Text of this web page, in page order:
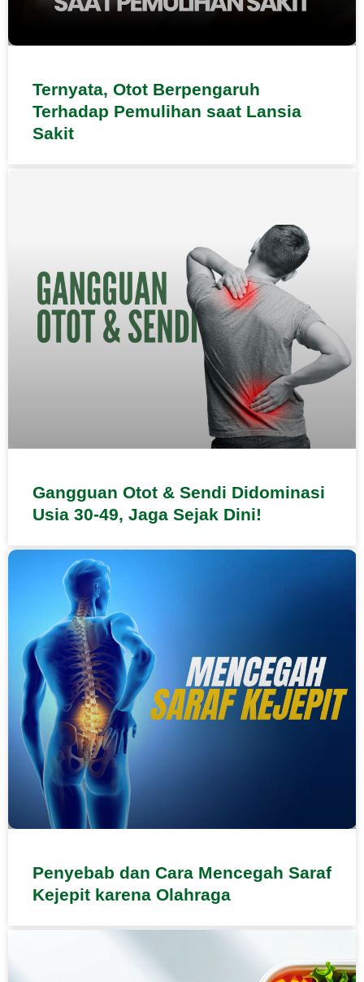
Ternyata, Otot Berpengaruh
Terhadap Pemulihan saat Lansia
Sakit
Gangguan Otot & Sendi Didominasi
Usia 30-49, Jaga Sejak Dini!
Penyebab dan Cara Mencegah Saraf
Kejepit karena Olahraga